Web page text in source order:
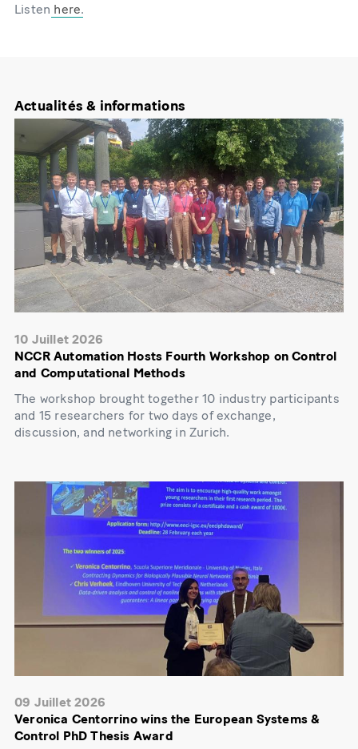
Listen here.
Actualités & informations
10 Juillet 2026
NCCR Automation Hosts Fourth Workshop on Control
and Computational Methods
The workshop brought together 10 industry participants
and 15 researchers for two days of exchange,
discussion, and networking in Zurich.
09 Juillet 2026
Veronica Centorrino wins the European Systems &
Control PhD Thesis Award